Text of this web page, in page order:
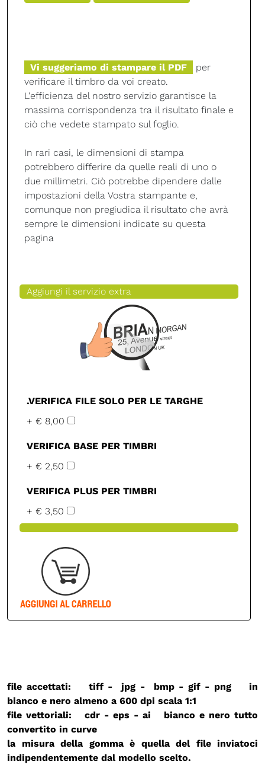
Vi suggeriamo di stampare il PDF
per
verificare il timbro da voi creato.
L'efficienza del nostro servizio garantisce la
massima corrispondenza tra il risultato finale e
ciò che vedete stampato sul foglio.
In rari casi, le dimensioni di stampa
potrebbero differire da quelle reali di uno o
due millimetri. Ciò potrebbe dipendere dalle
impostazioni della Vostra stampante e,
comunque non pregiudica il risultato che avrà
sempre le dimensioni indicate su questa
pagina
Aggiungi il servizio extra
.VERIFICA FILE SOLO PER LE TARGHE
+ € 8,00
VERIFICA BASE PER TIMBRI
+ € 2,50
VERIFICA PLUS PER TIMBRI
+ € 3,50
file accettati: tiff - jpg - bmp - gif - png in
bianco e nero almeno a 600 dpi scala 1:1
file vettoriali: cdr - eps - ai bianco e nero tutto
convertito in curve
la misura della gomma è quella del file inviatoci
indipendentemente dal modello scelto.